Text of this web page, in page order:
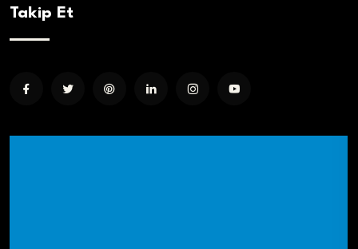
Takip Et